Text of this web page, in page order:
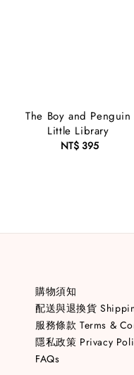
The Boy and Penguin
Little Library
Regular
NT$ 395
購物須知
配送與退換貨
服務條款 Terms &
隱私政策 Privacy
FAQs